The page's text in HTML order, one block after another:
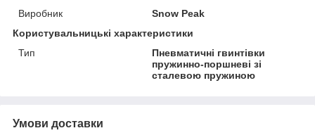
Виробник
Snow Peak
Користувальницькі характеристики
Тип
Пневматичні гвинтівки
пружинно-поршневі зі
сталевою пружиною
Умови доставки